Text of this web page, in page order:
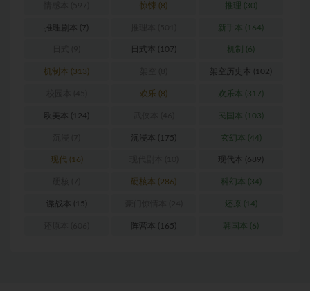
惊悚 (8) 推理 (30)
推理剧本 (7) 新手本 (164)
日式本 (107) 机制 (6)
机制本 (313) 架空历史本 (102)
欢乐 (8) 欢乐本 (317)
欧美本 (124) 民国本 (103)
沉浸本 (175) 玄幻本 (44)
现代 (16) 现代本 (689)
硬核本 (286) 科幻本 (34)
谍战本 (15) 还原 (14)
阵营本 (165) 韩国本 (6)